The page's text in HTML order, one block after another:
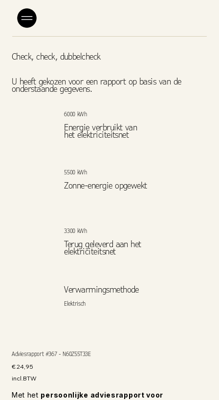
Check, check, dubbelcheck
U heeft gekozen voor een rapport op basis van de
onderstaande gegevens.
6000 kWh
Energie verbruikt van
het elektriciteitsnet
5500 kWh
Zonne-energie opgewekt
3300 kWh
Terug geleverd aan het
elektriciteitsnet
Elektrisch
Verwarmingsmethode
Adviesrapport #367 - N60Z55T33E
Prijs
€ 24,95
incl.BTW
Met het persoonlijke adviesrapport voor